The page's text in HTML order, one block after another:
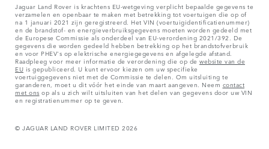
Jaguar Land Rover is krachtens EU-wetgeving verplicht bepaalde gegevens te
verzamelen en openbaar te maken met betrekking tot voertuigen die op of
na 1 januari 2021 zijn geregistreerd. Het VIN (voertuigidentificatienummer)
en de brandstof- en energieverbruiksgegevens moeten worden gedeeld met
de Europese Commissie als onderdeel van EU-verordening 2021/392. De
gegevens die worden gedeeld hebben betrekking op het brandstofverbruik
en voor PHEV's op elektrische energiegegevens en afgelegde afstand.
Raadpleeg voor meer informatie de verordening die op dewebsite van de
EU is gepubliceerd. U kunt ervoor kiezen om uw specifieke
voertuiggegevens niet met de Commissie te delen. Om uitsluiting te
garanderen, moet u dit vóór het einde van maart aangeven. Neem contact
met ons op als u zich wilt uitsluiten van het delen van gegevens door uw VIN
en registratienummer op te geven.
© JAGUAR LAND ROVER LIMITED 2026